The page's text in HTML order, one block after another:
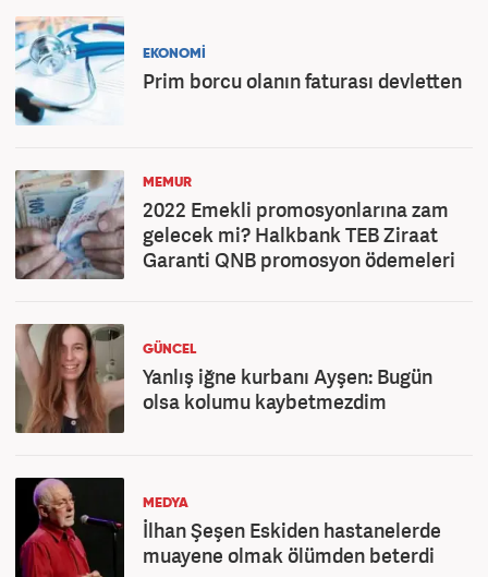
EKONOMİ
Prim borcu olanın faturası devletten
MEMUR
2022 Emekli promosyonlarına zam
gelecek mi? Halkbank TEB Ziraat
Garanti QNB promosyon ödemeleri
GÜNCEL
Yanlış iğne kurbanı Ayşen: Bugün
olsa kolumu kaybetmezdim
MEDYA
İlhan Şeşen Eskiden hastanelerde
muayene olmak ölümden beterdi